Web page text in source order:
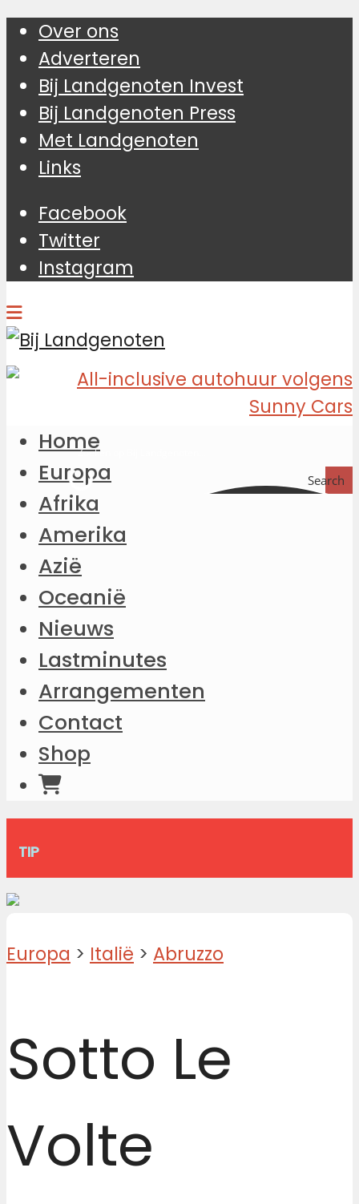
Over ons
Adverteren
Bij Landgenoten Invest
Bij Landgenoten Press
Met Landgenoten
Links
Facebook
Twitter
Instagram
Search
Home
Europa
Afrika
Amerika
Azië
Oceanië
Nieuws
Lastminutes
Arrangementen
Contact
Shop
TIP
Europa > Italië > Abruzzo
Sotto Le
Volte